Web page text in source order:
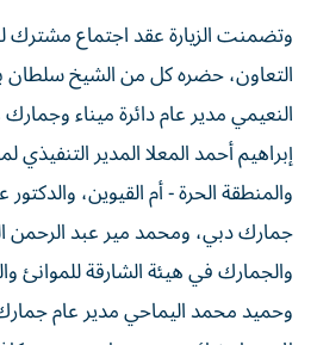
وتضمنت الزيارة عقد اجتماع
التعاون، حضره كل من الشيخ
النعيمي مدير عام دائرة ميناء
إبراهيم أحمد المعلا المدير
والمنطقة الحرة - أم القيوين،
جمارك دبي، ومحمد مير عبد الرحمن
والجمارك في هيئة الشارقة للموانئ
وحميد محمد اليماحي مدير عام